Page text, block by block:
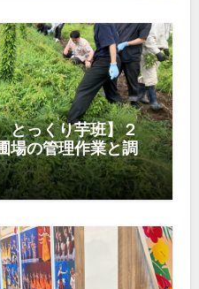
っくり芋班】２
場の管理作業と調